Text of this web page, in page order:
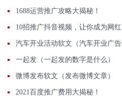
1688运营推广攻略大揭秘！
10招推广抖音视频，让你成为网红
汽车开业活动软文（汽车开业广告
一起发（一起发的数字是什么）
微博发布软文（发布微博文章）
2021百度推广费用大揭秘！